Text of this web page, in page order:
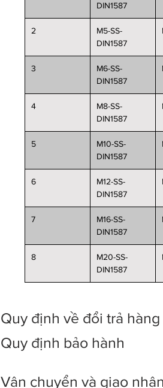
DIN1587
2
M5-SS-
DIN1587
3
M6-SS-
DIN1587
4
M8-SS-
DIN1587
5
M10-SS-
DIN1587
6
M12-SS-
DIN1587
7
M16-SS-
DIN1587
8
M20-SS-
DIN1587
Quy định về đổi trả hàng
Quy định bảo hành
Vận chuyển và giao nhận